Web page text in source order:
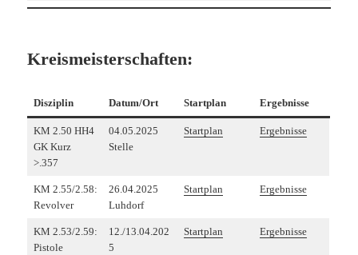
Kreismeisterschaften:
Disziplin Datum/Ort Startplan Ergebnisse
KM 2.50 HH4
GK Kurz
>.357
04.05.2025
Stelle
Startplan Ergebnisse
KM 2.55/2.58:
Revolver
26.04.2025
Luhdorf
Startplan Ergebnisse
KM 2.53/2.59:
Pistole
12./13.04.202
5
Startplan Ergebnisse